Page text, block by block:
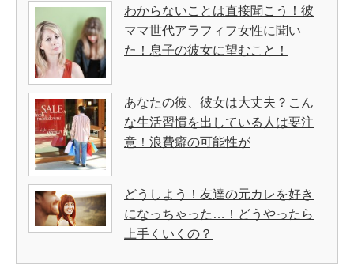
わからないことは直接聞こう！彼
ママ世代アラフィフ女性に聞い
た！息子の彼女に望むこと！
あなたの彼、彼女は大丈夫？こん
な生活習慣を出している人は要注
意！浪費癖の可能性が
どうしよう！友達の元カレを好き
になっちゃった…！どうやったら
上手くいくの？